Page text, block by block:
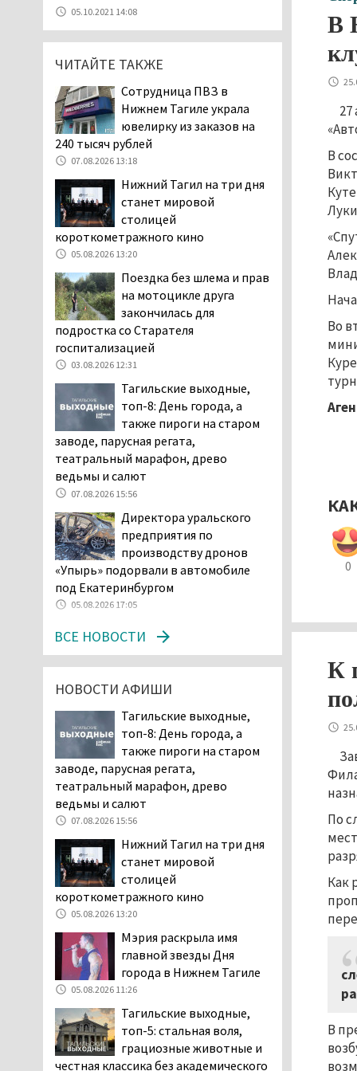
В
В
Во
0
К
По
Как
В
Тагильские спасатели
помогли заблудившемуся
в лесу мужчине найти
06.08.2026 16:28
Прокуратура
Дзержинского района
Нижнего Тагила
отношении «Водоканала-НТ» из-за
отсутствия холодной воды
06.08.2026 15:42
Двое детей пострадали
рельсов в Нижнем Тагиле
06.08.2026 14:25
Правительство РФ
разрешило производство
и продажу бензина класса
серы в 10 раз выше, чем в топливе
«Евро-5». Это опасно для здоровья и
повышает износ автомобиля
06.08.2026 13:53
В Детской городской
больнице № 3 Нижнего
обвинения родителей, которые
заявили, что их дочь в палате
покусала бельевая вошь
06.08.2026 13:02
В Нижнем Тагиле на три
электросамокаты
вошь». Родители 10-
летней девочки
пожаловались на кровососущих
паразитов, которые искусали их
ребёнка в детской больнице
Нижнего Тагила
Директора уральского
предприятия по
производству дронов
«Упырь» подорвали в автомобиле
под Екатеринбургом
05.08.2026 17:05
Эксперты назвали
причины массового мора
рыбы в Свердловской
области
Осуждённый за убийство
тагильского хоккеиста
Александра Чумарина
05.10.2021 14:08
ЧИТАЙТЕ ТАКЖЕ
Сотрудница ПВЗ в
Нижнем Тагиле украла
ювелирку из заказов на
240 тысяч рублей
07.08.2026 13:18
Нижний Тагил на три дня
станет мировой
столицей
короткометражного кино
05.08.2026 13:20
Поездка без шлема и прав
на мотоцикле друга
закончилась для
подростка со Старателя
госпитализацией
03.08.2026 12:31
Тагильские выходные,
топ-8: День города, а
также пироги на старом
заводе, парусная регата,
театральный марафон, древо
ведьмы и салют
07.08.2026 15:56
Директора уральского
предприятия по
производству дронов
«Упырь» подорвали в автомобиле
под Екатеринбургом
05.08.2026 17:05
ВСЕ НОВОСТИ
НОВОСТИ АФИШИ
Тагильские выходные,
топ-8: День города, а
также пироги на старом
заводе, парусная регата,
театральный марафон, древо
ведьмы и салют
07.08.2026 15:56
Нижний Тагил на три дня
станет мировой
столицей
короткометражного кино
05.08.2026 13:20
Мэрия раскрыла имя
главной звезды Дня
города в Нижнем Тагиле
05.08.2026 11:26
Тагильские выходные,
топ-5: стальная воля,
грациозные животные и
честная классика без академического